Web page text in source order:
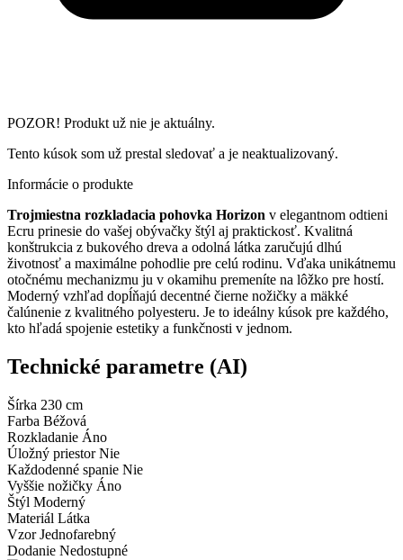
POZOR! Produkt už nie je aktuálny.
Tento kúsok som už prestal sledovať a je neaktualizovaný.
Informácie o produkte
Trojmiestna rozkladacia pohovka Horizon v elegantnom odtieni
Ecru prinesie do vašej obývačky štýl aj praktickosť. Kvalitná
konštrukcia z bukového dreva a odolná látka zaručujú dlhú
životnosť a maximálne pohodlie pre celú rodinu. Vďaka unikátnemu
otočnému mechanizmu ju v okamihu premeníte na lôžko pre hostí.
Moderný vzhľad dopĺňajú decentné čierne nožičky a mäkké
čalúnenie z kvalitného polyesteru. Je to ideálny kúsok pre každého,
kto hľadá spojenie estetiky a funkčnosti v jednom.
Technické parametre (AI)
Šírka 230 cm
Farba Béžová
Rozkladanie Áno
Úložný priestor Nie
Každodenné spanie Nie
Vyššie nožičky Áno
Štýl Moderný
Materiál Látka
Vzor Jednofarebný
Dodanie Nedostupné